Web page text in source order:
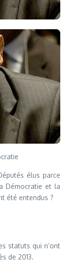
élus parce
Démocratie et la
été entendus ?
statuts qui n’ont
de 2013.